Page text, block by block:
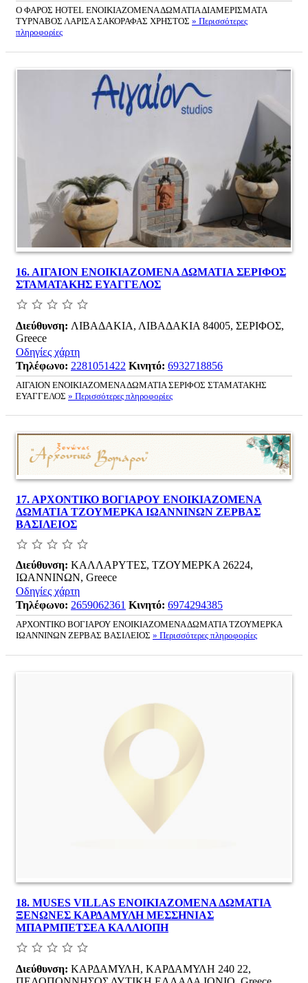
Ο ΦΑΡΟΣ HOTEL ΕΝΟΙΚΙΑΖΟΜΕΝΑ ΔΩΜΑΤΙΑ ΔΙΑΜΕΡΙΣΜΑΤΑ
ΤΥΡΝΑΒΟΣ ΛΑΡΙΣΑ ΣΑΚΟΡΑΦΑΣ ΧΡΗΣΤΟΣ » Περισσότερες
πληροφορίες
16. ΑΙΓΑΙΟΝ ΕΝΟΙΚΙΑΖΟΜΕΝΑ ΔΩΜΑΤΙΑ ΣΕΡΙΦΟΣ
ΣΤΑΜΑΤΑΚΗΣ ΕΥΑΓΓΕΛΟΣ
Διεύθυνση: ΛΙΒΑΔΑΚΙΑ, ΛΙΒΑΔΑΚΙΑ 84005, ΣΕΡΙΦΟΣ,
Greece
Οδηγίες χάρτη
Τηλέφωνο: 2281051422 Κινητό: 6932718856
ΑΙΓΑΙΟΝ ΕΝΟΙΚΙΑΖΟΜΕΝΑ ΔΩΜΑΤΙΑ ΣΕΡΙΦΟΣ ΣΤΑΜΑΤΑΚΗΣ
ΕΥΑΓΓΕΛΟΣ » Περισσότερες πληροφορίες
17. ΑΡΧΟΝΤΙΚΟ ΒΟΓΙΑΡΟΥ ΕΝΟΙΚΙΑΖΟΜΕΝΑ
ΔΩΜΑΤΙΑ ΤΖΟΥΜΕΡΚΑ ΙΩΑΝΝΙΝΩΝ ΖΕΡΒΑΣ
ΒΑΣΙΛΕΙΟΣ
Διεύθυνση: ΚΑΛΛΑΡΥΤΕΣ, ΤΖΟΥΜΕΡΚΑ 26224,
ΙΩΑΝΝΙΝΩΝ, Greece
Οδηγίες χάρτη
Τηλέφωνο: 2659062361 Κινητό: 6974294385
ΑΡΧΟΝΤΙΚΟ ΒΟΓΙΑΡΟΥ ΕΝΟΙΚΙΑΖΟΜΕΝΑ ΔΩΜΑΤΙΑ ΤΖΟΥΜΕΡΚΑ
ΙΩΑΝΝΙΝΩΝ ΖΕΡΒΑΣ ΒΑΣΙΛΕΙΟΣ » Περισσότερες πληροφορίες
18. MUSES VILLAS ΕΝΟΙΚΙΑΖΟΜΕΝΑ ΔΩΜΑΤΙΑ
ΞΕΝΩΝΕΣ ΚΑΡΔΑΜΥΛΗ ΜΕΣΣΗΝΙΑΣ
ΜΠΑΡΜΠΕΤΣΕΑ ΚΑΛΛΙΟΠΗ
Διεύθυνση: ΚΑΡΔΑΜΥΛΗ, ΚΑΡΔΑΜΥΛΗ 240 22,